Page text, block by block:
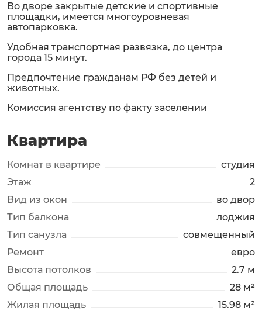
Во дворе закрытые детские и спортивные
площадки, имеется многоуровневая
автопарковка.
Удобная транспортная развязка, до центра
города 15 минут.
Предпочтение гражданам РФ без детей и
животных.
Комиссия агентству по факту заселении
Квартира
Комнат в квартире
студия
Этаж
2
Вид из окон
во двор
Тип балкона
лоджия
Тип санузла
совмещенный
Ремонт
евро
Высота потолков
2.7 м
Общая площадь
28 м²
Жилая площадь
15.98 м²